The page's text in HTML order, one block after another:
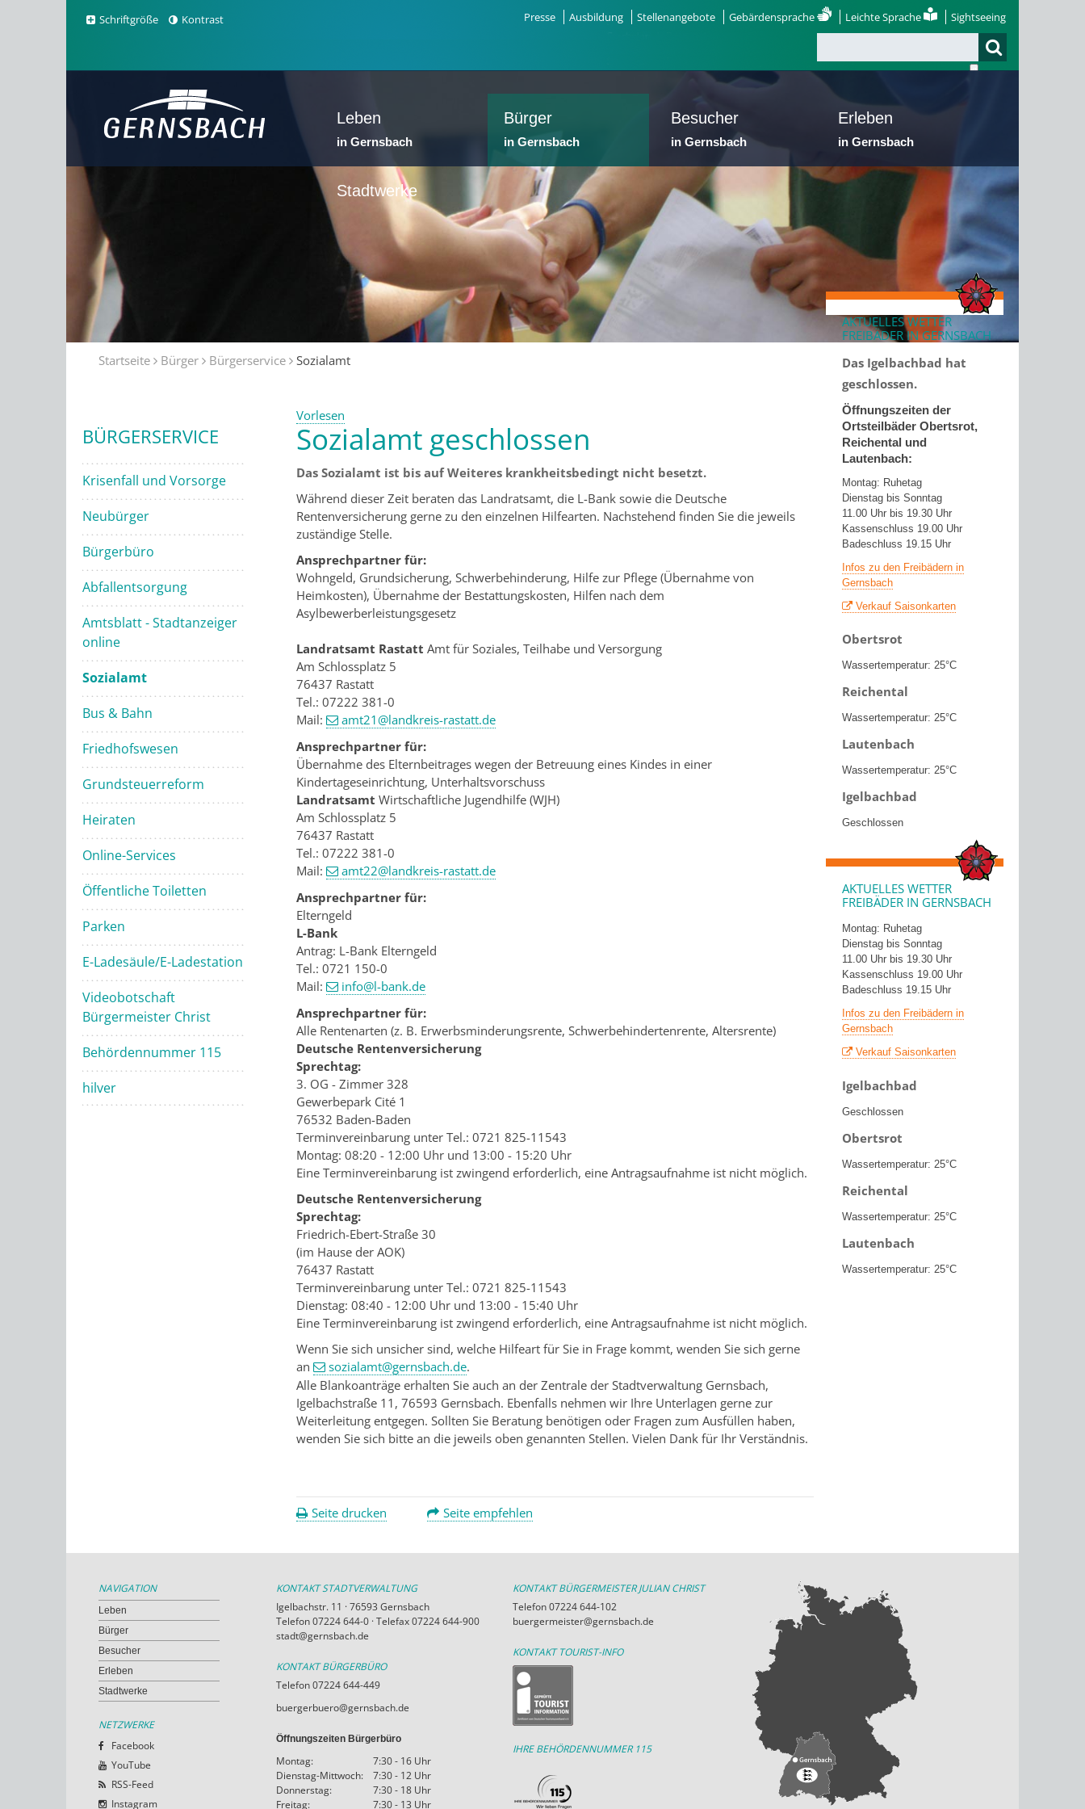
Schriftgröße Kontrast Presse Ausbildung Stellenangebote Gebärdensprache Leichte Sprache Sightseeing
Leben
in Gernsbach
Bürger
in Gernsbach
Besucher
in Gernsbach
Erleben
in Gernsbach
Stadtwerke
Startseite Bürger Bürgerservice Sozialamt
BÜRGERSERVICE
Krisenfall und Vorsorge
Neubürger
Bürgerbüro
Abfallentsorgung
Amtsblatt - Stadtanzeiger
online
Sozialamt
Bus & Bahn
Friedhofswesen
Grundsteuerreform
Heiraten
Online-Services
Öffentliche Toiletten
Parken
E-Ladesäule/E-Ladestation
Videobotschaft
Bürgermeister Christ
Behördennummer 115
hilver
Vorlesen
Sozialamt geschlossen
Das Sozialamt ist bis auf Weiteres krankheitsbedingt nicht besetzt.
Während dieser Zeit beraten das Landratsamt, die L-Bank sowie die Deutsche
Rentenversicherung gerne zu den einzelnen Hilfearten. Nachstehend finden Sie die jeweils
zuständige Stelle.
Ansprechpartner für:
Wohngeld, Grundsicherung, Schwerbehinderung, Hilfe zur Pflege (Übernahme von
Heimkosten), Übernahme der Bestattungskosten, Hilfen nach dem
Asylbewerberleistungsgesetz
Landratsamt Rastatt Amt für Soziales, Teilhabe und Versorgung
Am Schlossplatz 5
76437 Rastatt
Tel.: 07222 381-0
Mail:
amt21@landkreis-rastatt.de
Ansprechpartner für:
Übernahme des Elternbeitrages wegen der Betreuung eines Kindes in einer
Kindertageseinrichtung, Unterhaltsvorschuss
Landratsamt Wirtschaftliche Jugendhilfe (WJH)
Am Schlossplatz 5
76437 Rastatt
Tel.: 07222 381-0
Mail:
amt22@landkreis-rastatt.de
Ansprechpartner für:
Elterngeld
L-Bank
Antrag: L-Bank Elterngeld
Tel.: 0721 150-0
Mail:
info@l-bank.de
Ansprechpartner für:
Alle Rentenarten (z. B. Erwerbsminderungsrente, Schwerbehindertenrente, Altersrente)
Deutsche Rentenversicherung
Sprechtag:
3. OG - Zimmer 328
Gewerbepark Cité 1
76532 Baden-Baden
Terminvereinbarung unter Tel.: 0721 825-11543
Montag: 08:20 - 12:00 Uhr und 13:00 - 15:20 Uhr
Eine Terminvereinbarung ist zwingend erforderlich, eine Antragsaufnahme ist nicht möglich.
Deutsche Rentenversicherung
Sprechtag:
Friedrich-Ebert-Straße 30
(im Hause der AOK)
76437 Rastatt
Terminvereinbarung unter Tel.: 0721 825-11543
Dienstag: 08:40 - 12:00 Uhr und 13:00 - 15:40 Uhr
Eine Terminvereinbarung ist zwingend erforderlich, eine Antragsaufnahme ist nicht möglich.
Wenn Sie sich unsicher sind, welche Hilfeart für Sie in Frage kommt, wenden Sie sich gerne
an
sozialamt@gernsbach.de.
Alle Blankoanträge erhalten Sie auch an der Zentrale der Stadtverwaltung Gernsbach,
Igelbachstraße 11, 76593 Gernsbach. Ebenfalls nehmen wir Ihre Unterlagen gerne zur
Weiterleitung entgegen. Sollten Sie Beratung benötigen oder Fragen zum Ausfüllen haben,
wenden Sie sich bitte an die jeweils oben genannten Stellen. Vielen Dank für Ihr Verständnis.
Seite drucken Seite empfehlen
AKTUELLES WETTER
FREIBÄDER IN GERNSBACH
Das Igelbachbad hat
geschlossen.
Öffnungszeiten der
Ortsteilbäder Obertsrot,
Reichental und
Lautenbach:
Montag: Ruhetag
Dienstag bis Sonntag
11.00 Uhr bis 19.30 Uhr
Kassenschluss 19.00 Uhr
Badeschluss 19.15 Uhr
Infos zu den Freibädern in
Gernsbach
Verkauf Saisonkarten
Obertsrot
Wassertemperatur: 25°C
Reichental
Wassertemperatur: 25°C
Lautenbach
Wassertemperatur: 25°C
Igelbachbad
Geschlossen
AKTUELLES WETTER
FREIBÄDER IN GERNSBACH
Montag: Ruhetag
Dienstag bis Sonntag
11.00 Uhr bis 19.30 Uhr
Kassenschluss 19.00 Uhr
Badeschluss 19.15 Uhr
Infos zu den Freibädern in
Gernsbach
Verkauf Saisonkarten
Igelbachbad
Geschlossen
Obertsrot
Wassertemperatur: 25°C
Reichental
Wassertemperatur: 25°C
Lautenbach
Wassertemperatur: 25°C
NAVIGATION
Leben
Bürger
Besucher
Erleben
Stadtwerke
NETZWERKE
Facebook
YouTube
RSS-Feed
Instagram
KONTAKT STADTVERWALTUNG
Igelbachstr. 11 · 76593 Gernsbach
Telefon 07224 644-0 · Telefax 07224 644-900
stadt@gernsbach.de
KONTAKT BÜRGERBÜRO
Telefon 07224 644-449
buergerbuero@gernsbach.de
Öffnungszeiten Bürgerbüro
Montag:
7:30 - 16 Uhr
Dienstag-Mittwoch:
7:30 - 12 Uhr
Donnerstag:
7:30 - 18 Uhr
Freitag:
7:30 - 13 Uhr
KONTAKT BÜRGERMEISTER JULIAN CHRIST
Telefon 07224 644-102
buergermeister@gernsbach.de
KONTAKT TOURIST-INFO
IHRE BEHÖRDENNUMMER 115